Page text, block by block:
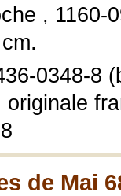
, 1160-
0348-8
originale
de Mai